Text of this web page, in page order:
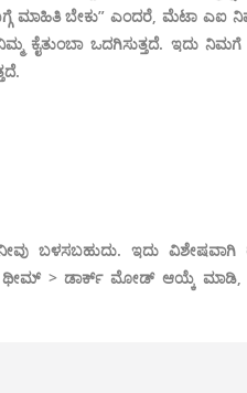
ಮಾಹಿತಿ ಬೇಕು” ಎಂದರೆ, ಮೆಟಾ ಎಐ
ಕೈತುಂಬಾ ಒದಗಿಸುತ್ತದೆ.
ಬಳಸಬಹುದು. ಇದು ವಿಶೇಷವಾಗಿ
ಥೀಮ್ > ಡಾರ್ಕ್ ಮೋಡ್ ಆಯ್ಕೆ ಮಾಡಿ,